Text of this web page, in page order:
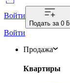
Войти
Подать за 0 ƃ
Войти
Продажа
Квартиры